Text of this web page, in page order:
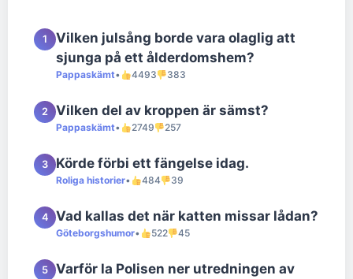
1
Vilken julsång borde vara olaglig att
sjunga på ett ålderdomshem?
Pappaskämt• 4493 383
2 Vilken del av kroppen är sämst?
Pappaskämt• 2749 257
3 Körde förbi ett fängelse idag.
Roliga historier• 484 39
4 Vad kallas det när katten missar lådan?
Göteborgshumor• 522 45
5
Varför la Polisen ner utredningen av